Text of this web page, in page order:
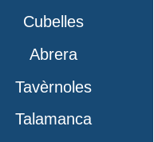
Cubelles
Abrera
Tavèrnoles
Talamanca